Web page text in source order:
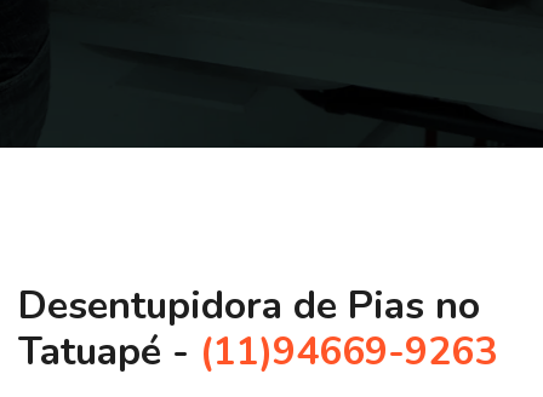
Desentupidora de Pias no
Tatuapé - (11)94669-9263